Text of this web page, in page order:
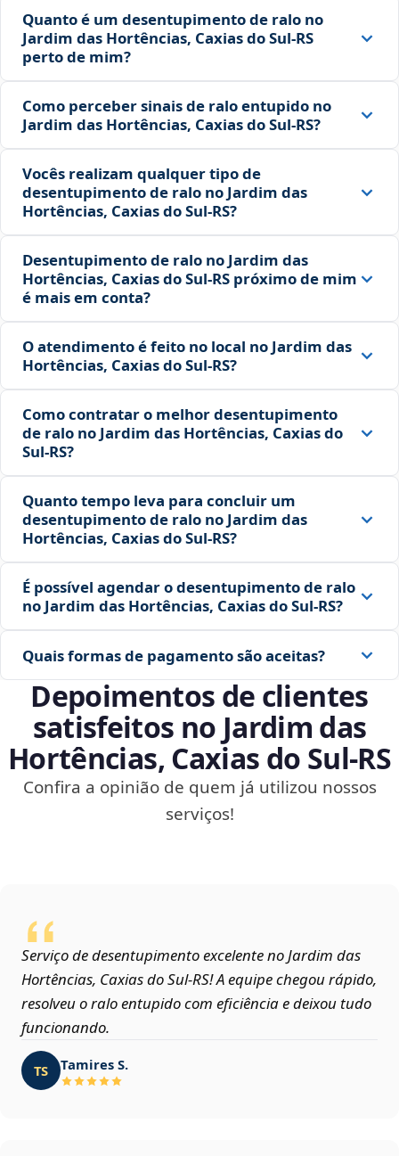
Quanto é um desentupimento de ralo no
Jardim das Hortências, Caxias do Sul‑RS
perto de mim?
Como perceber sinais de ralo entupido no
Jardim das Hortências, Caxias do Sul‑RS?
Vocês realizam qualquer tipo de
desentupimento de ralo no Jardim das
Hortências, Caxias do Sul‑RS?
Desentupimento de ralo no Jardim das
Hortências, Caxias do Sul‑RS próximo de mim
é mais em conta?
O atendimento é feito no local no Jardim das
Hortências, Caxias do Sul‑RS?
Como contratar o melhor desentupimento
de ralo no Jardim das Hortências, Caxias do
Sul‑RS?
Quanto tempo leva para concluir um
desentupimento de ralo no Jardim das
Hortências, Caxias do Sul‑RS?
É possível agendar o desentupimento de ralo
no Jardim das Hortências, Caxias do Sul‑RS?
Quais formas de pagamento são aceitas?
Depoimentos de clientes
satisfeitos no Jardim das
Hortências, Caxias do Sul‑RS
Confira a opinião de quem já utilizou nossos
serviços!
Serviço de desentupimento excelente no Jardim das
Hortências, Caxias do Sul‑RS! A equipe chegou rápido,
resolveu o ralo entupido com eficiência e deixou tudo
funcionando.
TS Tamires S.